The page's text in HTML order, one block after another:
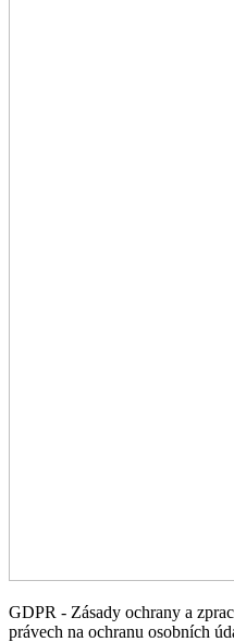
GDPR - Zásady ochrany a
právech na ochranu osobních